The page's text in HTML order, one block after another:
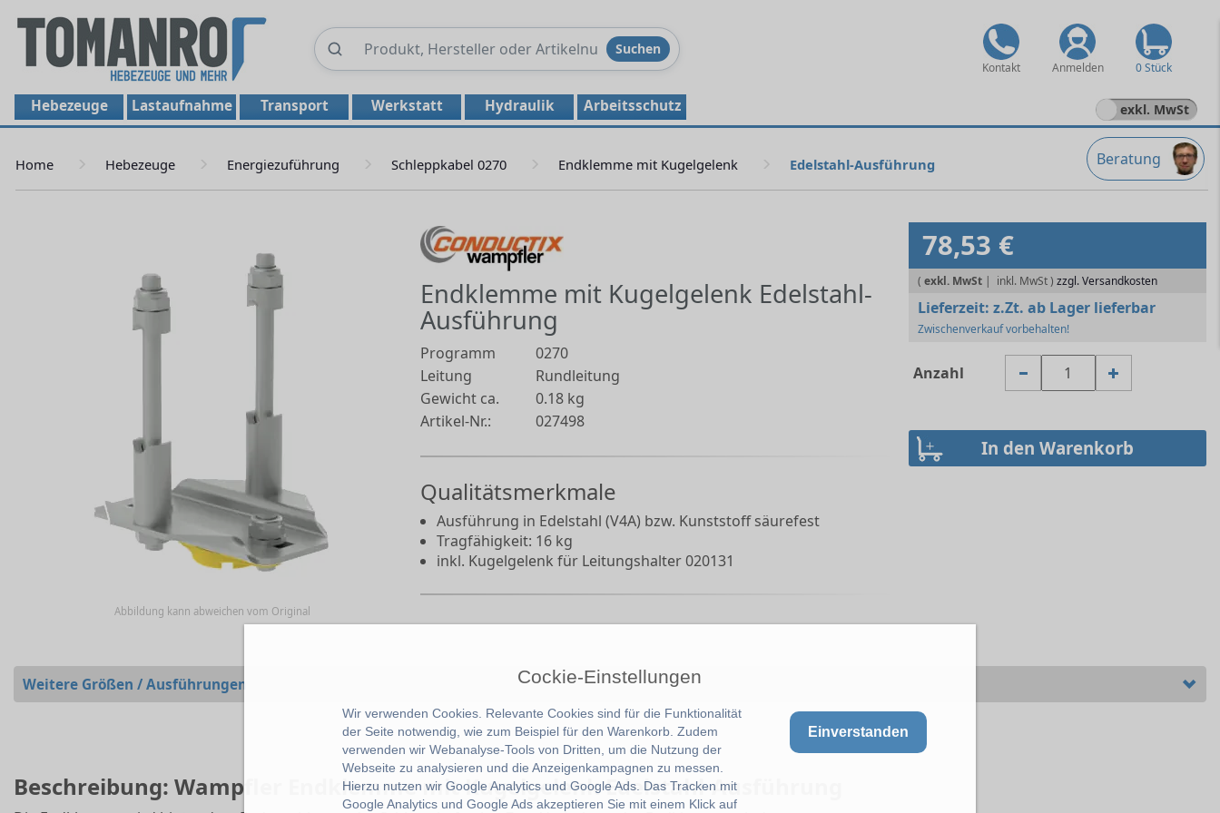
Cockie-Einstellungen
Wir verwenden Cookies. Relevante Cookies sind für die Funktionalität
der Seite notwendig, wie zum Beispiel für den Warenkorb. Zudem
verwenden wir Webanalyse-Tools von Dritten, um die Nutzung der
Webseite zu analysieren und die Anzeigenkampagnen zu messen.
Hierzu nutzen wir Google Analytics und Google Ads. Das Tracken mit
Google Analytics und Google Ads akzeptieren Sie mit einem Klick auf
Einverstanden
Produkte
durchsuchen
Suchen
Kontakt Anmelden 0 Stück
Hebezeuge Lastaufnahme Transport Werkstatt Hydraulik Arbeitsschutz exkl. MwSt
Beratung
Home Hebezeuge Energiezuführung Schleppkabel 0270 Endklemme mit Kugelgelenk Edelstahl-Ausführung
Abbildung kann abweichen vom Original
Endklemme mit Kugelgelenk Edelstahl-
Ausführung
Programm
0270
Leitung
Rundleitung
Gewicht ca.
0.18 kg
Artikel-Nr.:
027498
Qualitätsmerkmale
Ausführung in Edelstahl (V4A) bzw. Kunststoff säurefest
Tragfähigkeit: 16 kg
inkl. Kugelgelenk für Leitungshalter 020131
78,53 €
( exkl. MwSt | zzgl. Versandkosten
Lieferzeit: z.Zt. ab Lager lieferbar
Zwischenverkauf vorbehalten!
Anzahl
Weitere Größen / Ausführungen
Beschreibung: Wampfler Endklemme mit Kugelgelenk Edelstahl-Ausführung